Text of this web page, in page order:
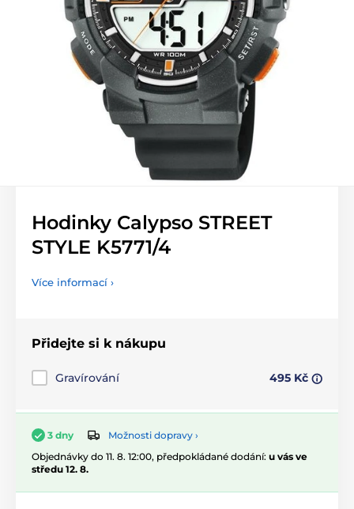
Hodinky Calypso STREET
STYLE K5771/4
Více informací ›
Přidejte si k nákupu
Gravírování 495 Kč
3 dny
Možnosti dopravy ›
Objednávky do 11. 8. 12:00, předpokládané dodání: u vás ve
středu 12. 8.